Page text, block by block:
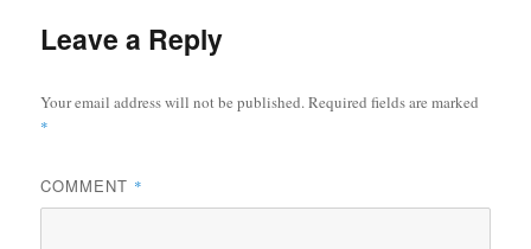
Leave a Reply
Your email address will not be published.Required fields are marked
*
COMMENT *